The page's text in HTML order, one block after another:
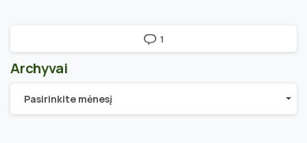
1
Archyvai
Archyvai
Pasirinkite mėnesį